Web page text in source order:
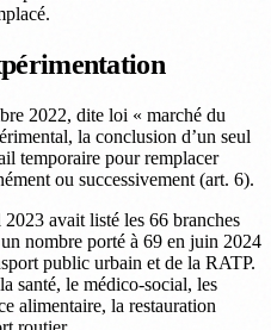
2022, dite loi « marché du
la conclusion d’un seul
temporaire pour remplacer
ou successivement (art. 6).
avait listé les 66 branches
nombre porté à 69 en juin 2024
public urbain et de la RATP.
santé, le médico-social, les
alimentaire, la restauration